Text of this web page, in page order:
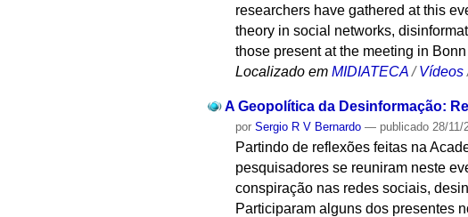
researchers have gathered at this
theory in social networks,
those present at the meeting in
Localizado em MIDIATECA /Vídeos
A Geopolítica da Desinformação:
porSergio R V Bernardo — publicado 28/
Partindo de reflexões feitas na
pesquisadores se reuniram neste
conspiração nas redes sociais,
Participaram alguns dos presentes